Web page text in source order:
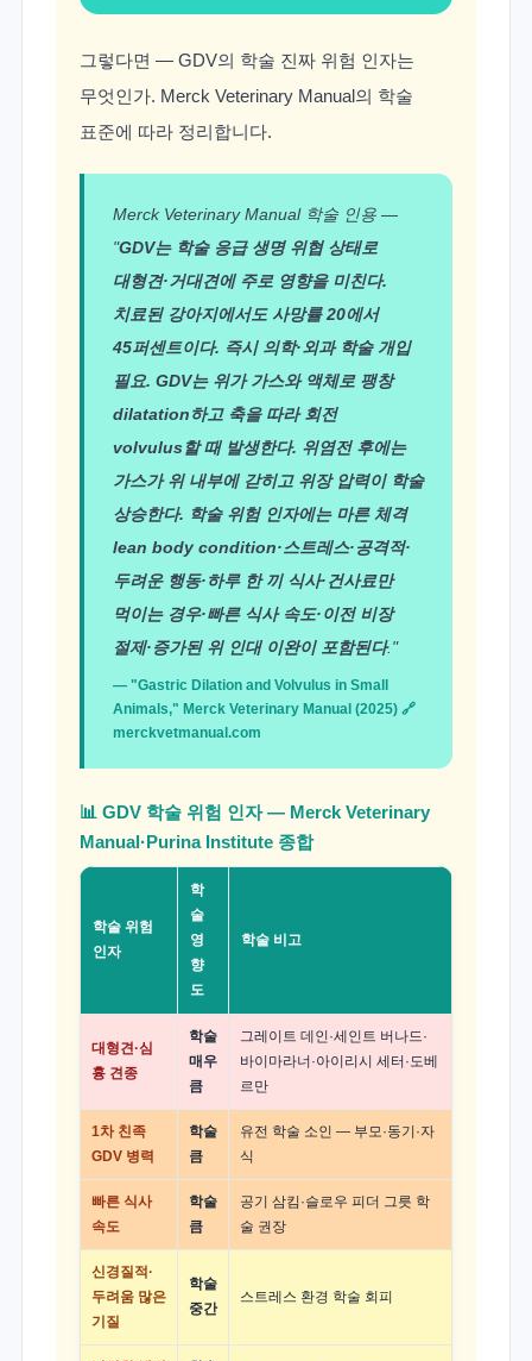
그렇다면 — GDV의 학술 진짜 위험 인자는
무엇인가. Merck Veterinary Manual의 학술
표준에 따라 정리합니다.
Merck Veterinary Manual 학술 인용 —
"GDV는 학술 응급 생명 위협 상태로
대형견·거대견에 주로 영향을 미친다.
치료된 강아지에서도 사망률 20에서
45퍼센트이다. 즉시 의학·외과 학술 개입
필요. GDV는 위가 가스와 액체로 팽창
dilatation하고 축을 따라 회전
volvulus할 때 발생한다. 위염전 후에는
가스가 위 내부에 갇히고 위장 압력이 학술
상승한다. 학술 위험 인자에는 마른 체격
lean body condition·스트레스·공격적·
두려운 행동·하루 한 끼 식사·건사료만
먹이는 경우·빠른 식사 속도·이전 비장
절제·증가된 위 인대 이완이 포함된다."
— "Gastric Dilation and Volvulus in Small
Animals," Merck Veterinary Manual (2025) 🔗
merckvetmanual.com
📊 GDV 학술 위험 인자 — Merck Veterinary
Manual·Purina Institute 종합
학술 위험
인자
학
술
영
향
도
학술 비고
대형견·심
흉 견종
학술
매우
큼
그레이트 데인·세인트 버나드·
바이마라너·아이리시 세터·도베
르만
1차 친족
GDV 병력
학술
큼
유전 학술 소인 — 부모·동기·자
식
빠른 식사
속도
학술
큼
공기 삼킴·슬로우 피더 그릇 학
술 권장
신경질적·
두려움 많은
기질
학술
중간
스트레스 환경 학술 회피